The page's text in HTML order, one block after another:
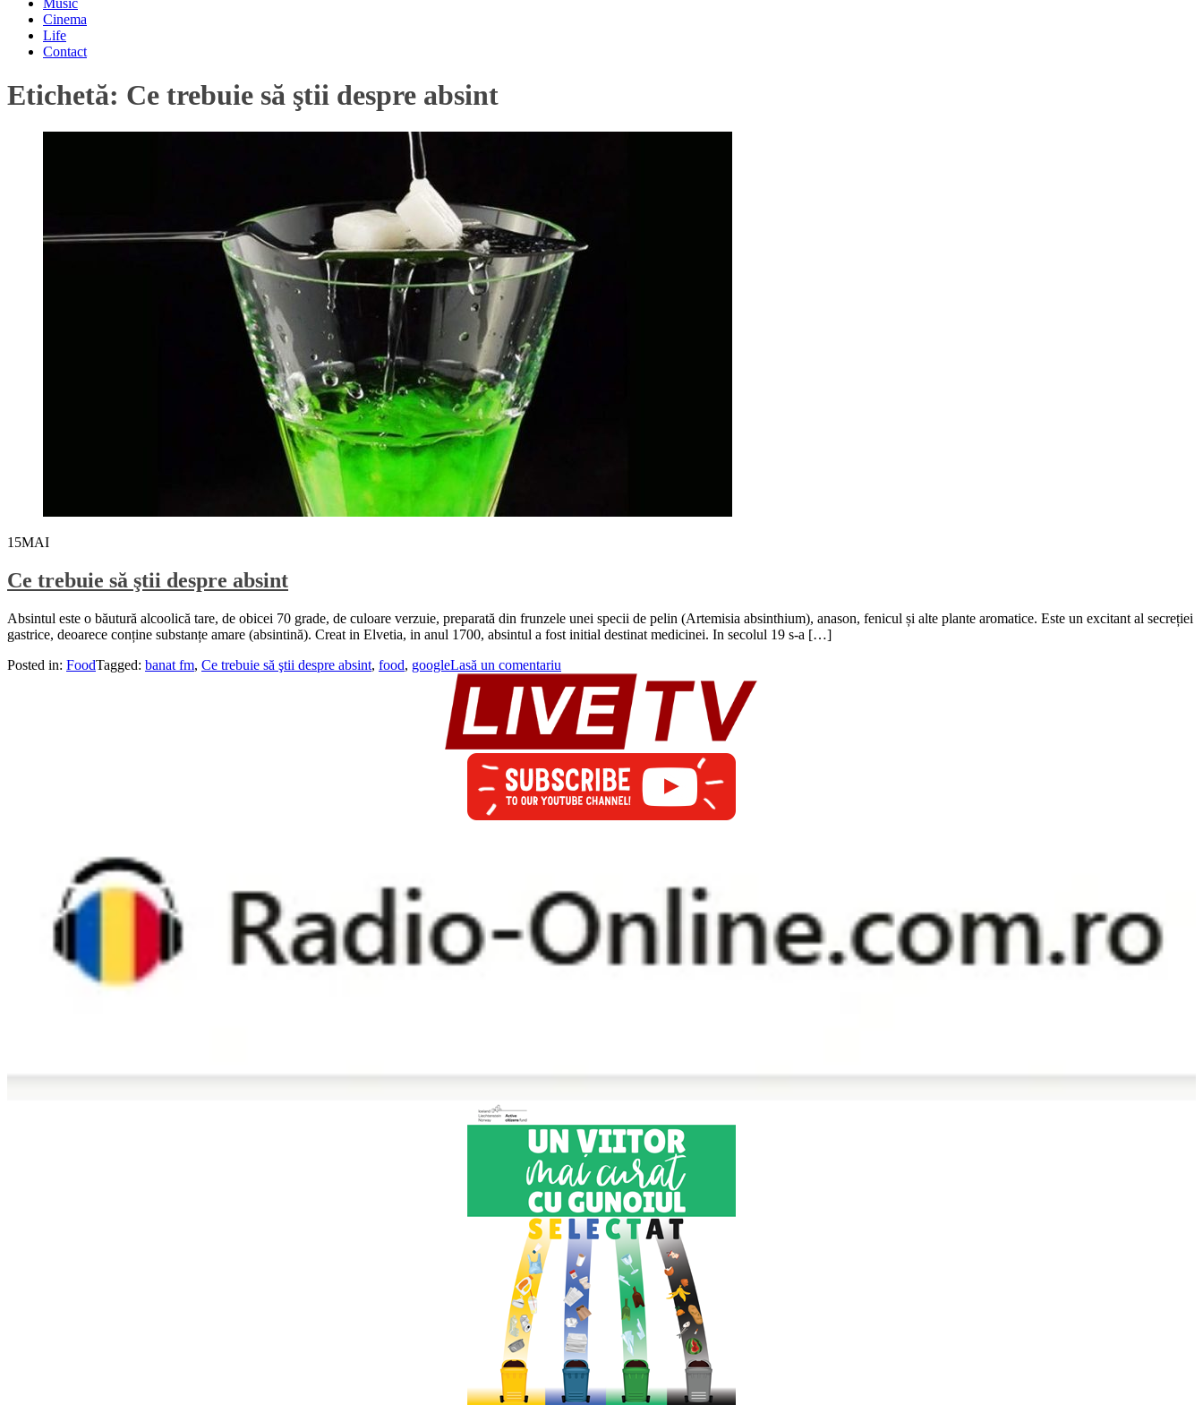
Music
Cinema
Life
Contact
Etichetă: Ce trebuie să ştii despre absint
15MAI
Ce trebuie să ştii despre absint
Absintul este o băutură alcoolică tare, de obicei 70 grade, de culoare verzuie, preparată din frunzele unei specii de pelin (Artemisia absinthium), anason, fenicul și alte plante aromatice. Este un excitant al secreției
gastrice, deoarece conține substanțe amare (absintină). Creat in Elvetia, in anul 1700, absintul a fost initial destinat medicinei. In secolul 19 s-a […]
Posted in: FoodTagged: banat fm, Ce trebuie să ştii despre absint, food, googleLasă un comentariu